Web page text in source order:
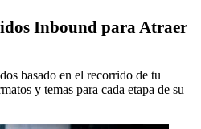
Inbound para Atraer
basado en el recorrido de tu
y temas para cada etapa de su